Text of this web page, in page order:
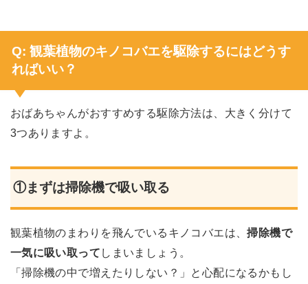
Q: 観葉植物のキノコバエを駆除するにはどうす
ればいい？
おばあちゃんがおすすめする駆除方法は、大きく分けて
3つありますよ。
①まずは掃除機で吸い取る
観葉植物のまわりを飛んでいるキノコバエは、掃除機で
一気に吸い取って しまいましょう。
「掃除機の中で増えたりしない？」と心配になるかもし